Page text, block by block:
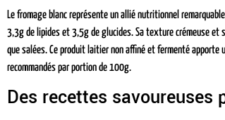
Le fromage blanc représente un allié nutritionnel
3,3g de lipides et 3,5g de glucides. Sa texture crémeuse et
que salées. Ce produit laitier non affiné et fermenté
recommandés par portion de 100g.
Des recettes savoureuses